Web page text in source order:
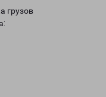
грузов